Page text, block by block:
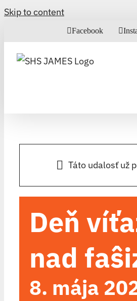
Skip to content
Facebook
Táto udalosť už
Deň
nad
8. mája